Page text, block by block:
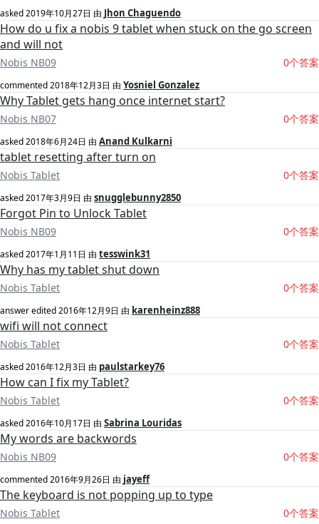
asked2019年10月27日 由 Jhon Chaguendo
How do u fix a nobis 9 tablet when stuck on the go screen
and will not
Nobis NB09 0个答案
commented2018年12月3日 由 Yosniel Gonzalez
Why Tablet gets hang once internet start?
Nobis NB07 0个答案
asked2018年6月24日 由 Anand Kulkarni
tablet resetting after turn on
Nobis Tablet 0个答案
asked2017年3月9日 由 snugglebunny2850
Forgot Pin to Unlock Tablet
Nobis NB09 0个答案
asked2017年1月11日 由 tesswink31
Why has my tablet shut down
Nobis Tablet 0个答案
answer edited2016年12月9日 由 karenheinz888
wifi will not connect
Nobis Tablet 0个答案
asked2016年12月3日 由 paulstarkey76
How can I fix my Tablet?
Nobis Tablet 0个答案
asked2016年10月17日 由 Sabrina Louridas
My words are backwords
Nobis NB09 0个答案
commented2016年9月26日 由 jayeff
The keyboard is not popping up to type
Nobis Tablet 0个答案